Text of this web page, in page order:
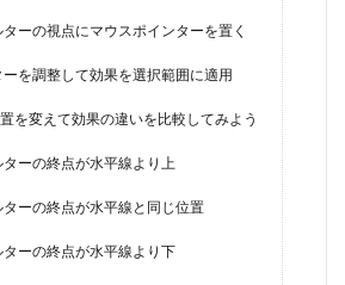
ーの視点にマウスポインターを置く
を調整して効果を選択範囲に適用
を変えて効果の違いを比較してみよう
ーの終点が水平線より上
ーの終点が水平線と同じ位置
ーの終点が水平線より下